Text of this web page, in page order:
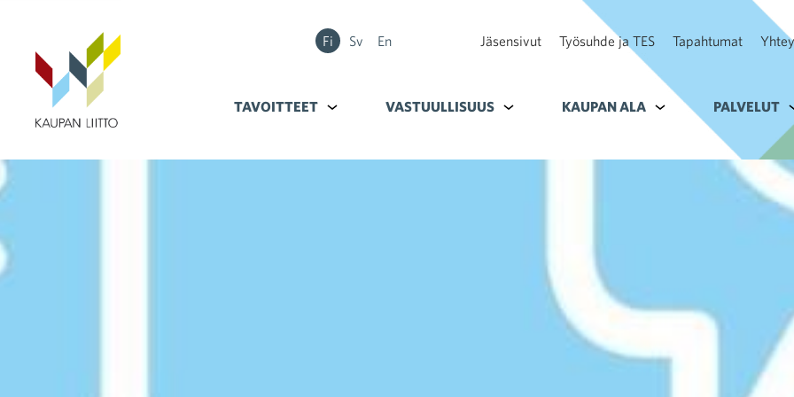
Fi Sv En Jäsensivut Työsuhde ja TES Tapahtumat
TAVOITTEET Alavalikko kohteelle Tavoitteet
VASTUULLISUUS Alavalikko kohteelle Vastuullisuus
KAUPAN ALA Alavalikko kohteelle
PALVELUT